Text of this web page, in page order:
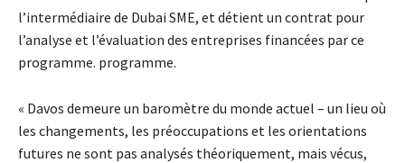
l’intermédiaire de Dubai SME, et détient un contrat pour
l’analyse et l’évaluation des entreprises financées par ce
programme. programme.
« Davos demeure un baromètre du monde actuel – un lieu où
les changements, les préoccupations et les orientations
futures ne sont pas analysés théoriquement, mais vécus,